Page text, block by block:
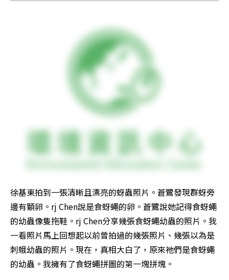
徐基東拍到一張清晰且漂亮的蚜蟲照片。蒼鷺發現群蚜旁
邊有顆卵。rj Chen說是食蚜蠅的卵。蒼鷺說她記得食蚜蠅
的幼蟲像隻拖鞋。rj Chen分享幾張食蚜蠅幼蟲的照片。我
一看照片馬上回想起以前曾拍過的幾張照片、幾張以為是
刺蛾幼蟲的照片。現在，真相大白了，原來祂們是食蚜蠅
的幼蟲。我擁有了食蚜蠅拼圖的第一塊拼塊。